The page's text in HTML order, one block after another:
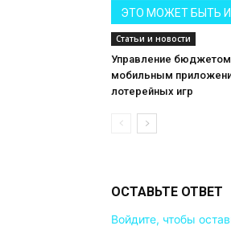
ЭТО МОЖЕТ БЫТЬ
Статьи и новости
Управление
мобильным
лотерейных игр
ОСТАВЬТЕ ОТВЕТ
Войдите, чтобы